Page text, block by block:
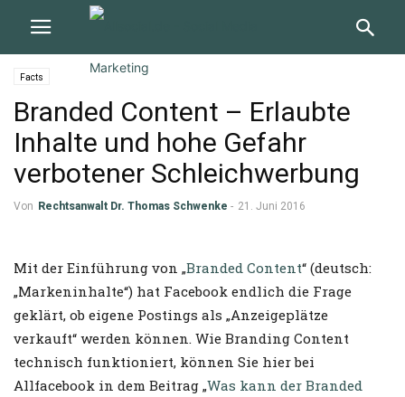
Facts
Branded Content – Erlaubte
Inhalte und hohe Gefahr
verbotener Schleichwerbung
Von Rechtsanwalt Dr. Thomas Schwenke - 21. Juni 2016
Mit der Einführung von „Branded Content“ (deutsch:
„Markeninhalte“) hat Facebook endlich die Frage
geklärt, ob eigene Postings als „Anzeigeplätze
verkauft“ werden können. Wie Branding Content
technisch funktioniert, können Sie hier bei
Allfacebook in dem Beitrag „Was kann der Branded